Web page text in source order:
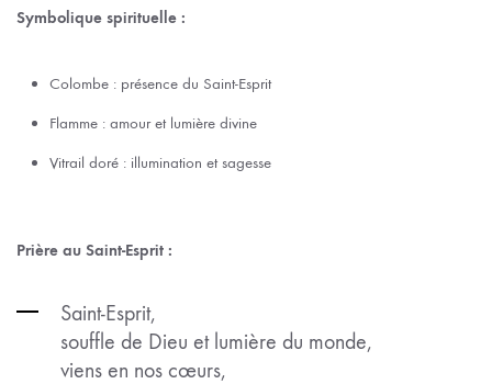
Symbolique spirituelle :
Colombe : présence du Saint-Esprit
Flamme : amour et lumière divine
Vitrail doré : illumination et sagesse
Prière au Saint-Esprit :
Saint-Esprit,
souffle de Dieu et lumière du monde,
viens en nos cœurs,